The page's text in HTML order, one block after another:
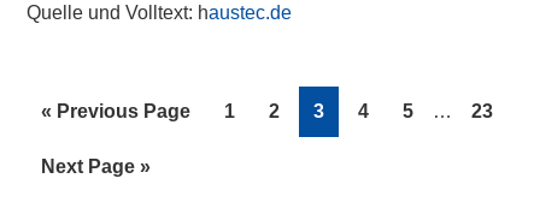
Quelle und Volltext: haustec.de
« Go
Previous Page Page
1 Page
2 Page
3 Page
4 Page
5
Interim
… Page
23
Go
Next Page »